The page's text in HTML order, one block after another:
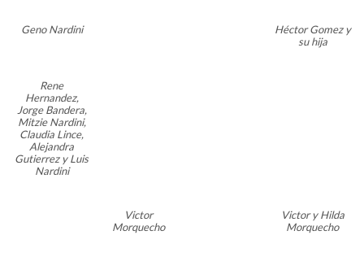
Geno Nardini
Héctor Gomez y
su hija
Rene
Hernandez,
Jorge Bandera,
Mitzie Nardini,
Claudia Lince,
Alejandra
Gutierrez y Luis
Nardini
Victor
Morquecho
Victor y Hilda
Morquecho